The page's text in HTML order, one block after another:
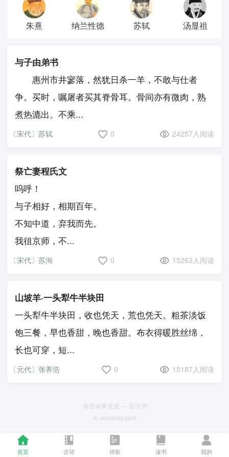
首页 古诗 诗歌 读书 我的
朱熹 纳兰性德 苏轼 汤显祖
与子由弟书
惠州市井寥落，然犹日杀一羊，不敢与仕者
争。买时，嘱屠者买其脊骨耳。骨间亦有微肉，熟
煮热漉出。不乘...
〔宋代〕苏轼 0 24257人阅读
祭亡妻程氏文
呜呼！
与子相好，相期百年。
不知中道，弃我而先。
我徂京师，不...
〔宋代〕苏洵 0 15263人阅读
山坡羊·一头犁牛半块田
一头犁牛半块田，收也凭天，荒也凭天。粗茶淡饭
饱三餐，早也香甜，晚也香甜。布衣得暖胜丝绵，
长也可穿，短...
〔元代〕张养浩 0 15187人阅读
有志者事竟成 — 后汉书
m.xuebody.com